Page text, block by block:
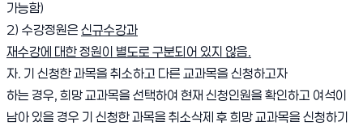
가능함)
2) 수강정원은 신규수강과
재수강에 대한 정원이 별도로 구분되어 있지 않음.
자. 기 신청한 과목을 취소하고 다른 교과목을 신청하고자
하는 경우, 희망 교과목을 선택하여 현재 신청인원을 확인하고 여석이
남아 있을 경우 기 신청한 과목을 취소삭제 후 희망 교과목을 신청하기